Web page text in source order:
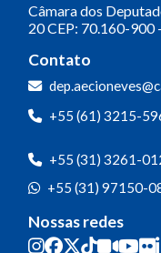
Câmara dos
20CEP: 70.160-900
Contato
+55 (61) 3215-
+55 (31) 3261-
+55 (31) 97150-
Nossas redes